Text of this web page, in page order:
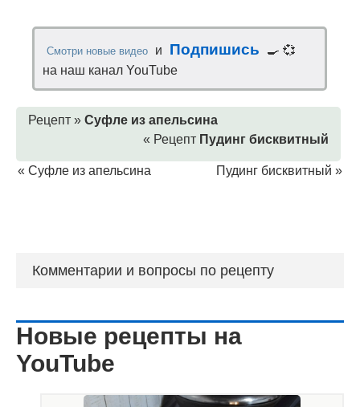
Смотри новые видео и Подпишись
🍳 💞
на наш канал YouTube
Рецепт » Суфле из апельсина
« Рецепт Пудинг бисквитный
« Суфле из апельсина Пудинг бисквитный »
Комментарии и вопросы по рецепту
Новые рецепты на
YouTube